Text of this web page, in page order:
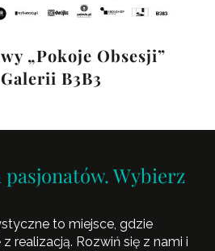
„Pokoje Obsesji”
B3B3
pasjonatów. Wybierz
to miejsce, gdzie
realizacją. Rozwiń się z nami i